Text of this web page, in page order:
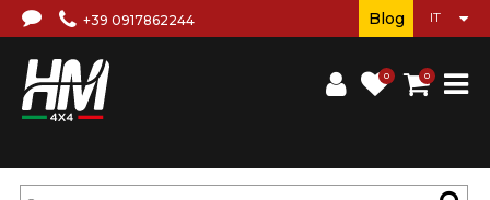
+39 0917862244
0 0
Blog